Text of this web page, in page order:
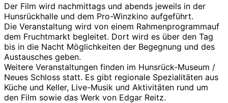
Der Film wird nachmittags und abends jeweils in der
Hunsrückhalle und dem Pro-Winzkino aufgeführt.
Die Veranstaltung wird von einem Rahmenprogrammauf
dem Fruchtmarkt begleitet. Dort wird es über den Tag
bis in die Nacht Möglichkeiten der Begegnung und des
Austausches geben.
Weitere Veranstaltungen finden im Hunsrück-Museum /
Neues Schloss statt. Es gibt regionale Spezialitäten aus
Küche und Keller, Live-Musik und Aktivitäten rund um
den Film sowie das Werk von Edgar Reitz.